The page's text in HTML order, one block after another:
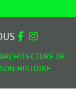
DE
HISTOIRE